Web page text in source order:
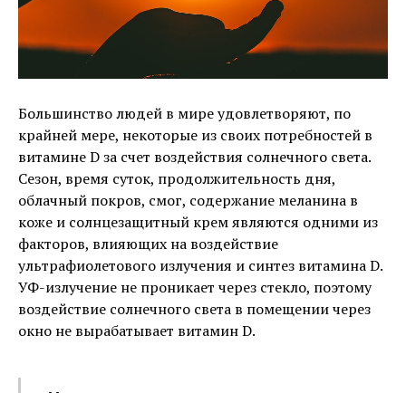
Большинство людей в мире удовлетворяют, по
крайней мере, некоторые из своих потребностей в
витамине D за счет воздействия солнечного света.
Сезон, время суток, продолжительность дня,
облачный покров, смог, содержание меланина в
коже и солнцезащитный крем являются одними из
факторов, влияющих на воздействие
ультрафиолетового излучения и синтез витамина D.
УФ-излучение не проникает через стекло, поэтому
воздействие солнечного света в помещении через
окно не вырабатывает витамин D.